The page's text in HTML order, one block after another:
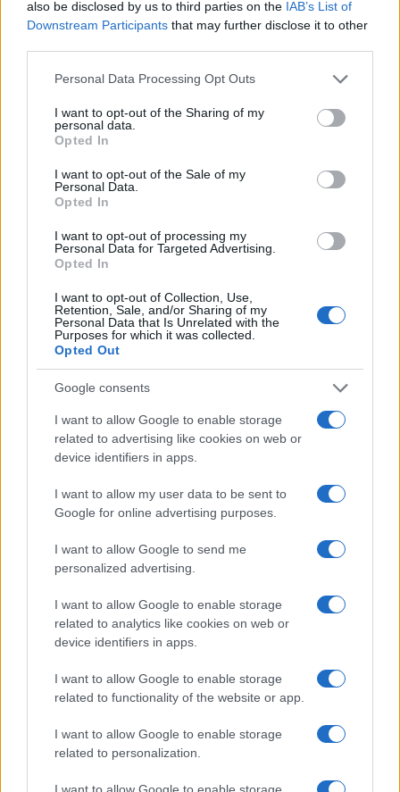
also be disclosed by us to third parties on the IAB’s List of
Downstream Participants that may further disclose it to other
Please note that this website/app uses one or more Google
not limited to your visit or usage behaviour. You may click to
grant or deny consent to Google and its third-party tags to
use your data for below specified purposes in below Google
consent section.
Personal Data Processing Opt Outs
I want to opt-out of the Sharing of my
personal data.
Opted In
I want to opt-out of the Sale of my
Personal Data.
Opted In
I want to opt-out of processing my
Personal Data for Targeted Advertising.
Opted In
I want to opt-out of Collection, Use,
Retention, Sale, and/or Sharing of my
Personal Data that Is Unrelated with the
Purposes for which it was collected.
Opted Out
Google consents
I want to allow Google to enable storage
related to advertising like cookies on web or
device identifiers in apps.
I want to allow my user data to be sent to
Google for online advertising purposes.
I want to allow Google to send me
personalized advertising.
I want to allow Google to enable storage
related to analytics like cookies on web or
device identifiers in apps.
I want to allow Google to enable storage
related to functionality of the website or app.
I want to allow Google to enable storage
related to personalization.
I want to allow Google to enable storage
Continue lendo
FINANÇA
Ouro e dólar sob pressão: como os mercados estão
Beatriz Almeida · 6 ago 2026